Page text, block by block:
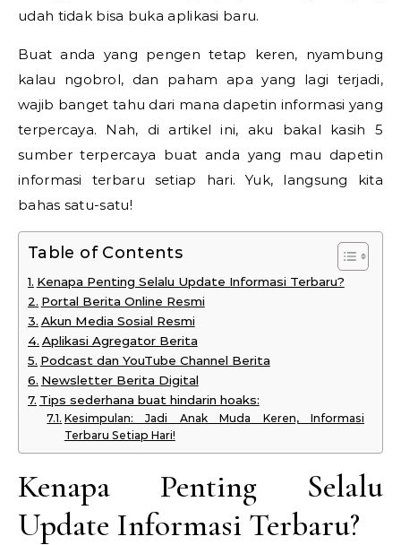
udah tidak bisa buka aplikasi baru.
Buat anda yang pengen tetap keren, nyambung
kalau ngobrol, dan paham apa yang lagi terjadi,
wajib banget tahu dari mana dapetin informasi yang
terpercaya. Nah, di artikel ini, aku bakal kasih 5
sumber terpercaya buat anda yang mau dapetin
informasi terbaru setiap hari. Yuk, langsung kita
bahas satu-satu!
Table of Contents
Kenapa Penting Selalu Update Informasi Terbaru?
Portal Berita Online Resmi
Akun Media Sosial Resmi
Aplikasi Agregator Berita
Podcast dan YouTube Channel Berita
Newsletter Berita Digital
Tips sederhana buat hindarin hoaks:
Kesimpulan: Jadi Anak Muda Keren, Informasi
Terbaru Setiap Hari!
Kenapa Penting Selalu
Update Informasi Terbaru?